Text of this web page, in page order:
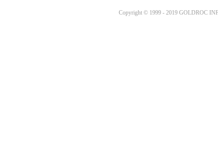
Copyright © 1999 - 2019 GOLDROC